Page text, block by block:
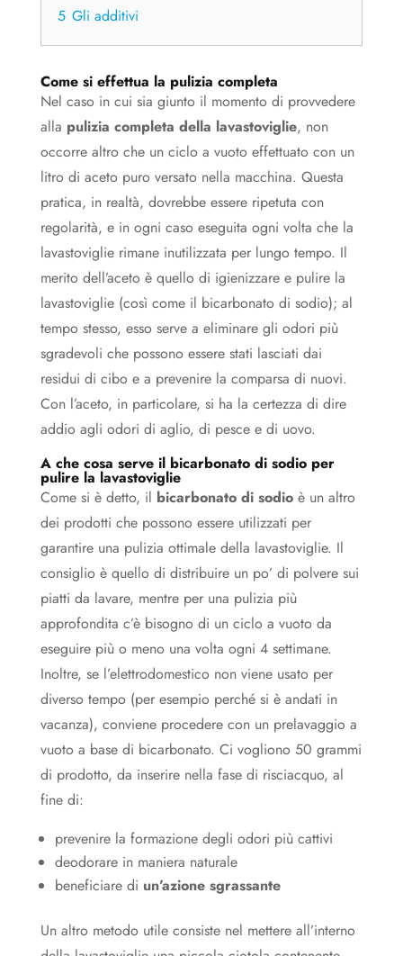
5 Gli additivi
Come si effettua la pulizia completa
Nel caso in cui sia giunto il momento di provvedere
alla pulizia completa della lavastoviglie, non
occorre altro che un ciclo a vuoto effettuato con un
litro di aceto puro versato nella macchina. Questa
pratica, in realtà, dovrebbe essere ripetuta con
regolarità, e in ogni caso eseguita ogni volta che la
lavastoviglie rimane inutilizzata per lungo tempo. Il
merito dell’aceto è quello di igienizzare e pulire la
lavastoviglie (così come il bicarbonato di sodio); al
tempo stesso, esso serve a eliminare gli odori più
sgradevoli che possono essere stati lasciati dai
residui di cibo e a prevenire la comparsa di nuovi.
Con l’aceto, in particolare, si ha la certezza di dire
addio agli odori di aglio, di pesce e di uovo.
A che cosa serve il bicarbonato di sodio per
pulire la lavastoviglie
Come si è detto, il bicarbonato di sodioè un altro
dei prodotti che possono essere utilizzati per
garantire una pulizia ottimale della lavastoviglie. Il
consiglio è quello di distribuire un po’ di polvere sui
piatti da lavare, mentre per una pulizia più
approfondita c’è bisogno di un ciclo a vuoto da
eseguire più o meno una volta ogni 4 settimane.
Inoltre, se l’elettrodomestico non viene usato per
diverso tempo (per esempio perché si è andati in
vacanza), conviene procedere con un prelavaggio a
vuoto a base di bicarbonato. Ci vogliono 50 grammi
di prodotto, da inserire nella fase di risciacquo, al
fine di:
prevenire la formazione degli odori più cattivi
deodorare in maniera naturale
beneficiare di un’azione sgrassante
Un altro metodo utile consiste nel mettere all’interno